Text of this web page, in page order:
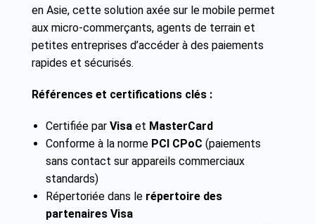
en Asie, cette solution axée sur le mobile permet
aux micro-commerçants, agents de terrain et
petites entreprises d’accéder à des paiements
rapides et sécurisés.
Références et certifications clés :
Certifiée par Visa et MasterCard
Conforme à la norme PCI CPoC (paiements
sans contact sur appareils commerciaux
standards)
Répertoriée dans le répertoire des
partenaires Visa